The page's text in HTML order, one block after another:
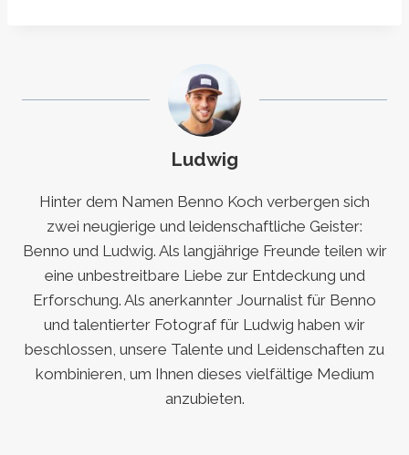
Ludwig
Hinter dem Namen Benno Koch verbergen sich
zwei neugierige und leidenschaftliche Geister:
Benno und Ludwig. Als langjährige Freunde teilen wir
eine unbestreitbare Liebe zur Entdeckung und
Erforschung. Als anerkannter Journalist für Benno
und talentierter Fotograf für Ludwig haben wir
beschlossen, unsere Talente und Leidenschaften zu
kombinieren, um Ihnen dieses vielfältige Medium
anzubieten.